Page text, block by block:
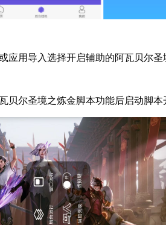
用导入选择开启辅助的阿瓦贝尔圣
尔圣境之炼金脚本功能后启动脚本